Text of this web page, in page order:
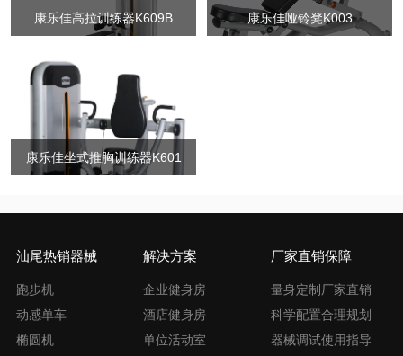
康乐佳高拉训练器K609B 康乐佳哑铃凳K003
康乐佳坐式推胸训练器K601
汕尾热销器械
跑步机
动感单车
椭圆机
解决方案
企业健身房
酒店健身房
单位活动室
厂家直销保障
量身定制厂家直销
科学配置合理规划
器械调试使用指导